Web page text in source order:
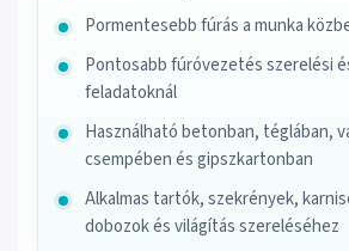
Pormentesebb fúrás a munka
Pontosabb fúróvezetés szerelési
feladatoknál
Használható betonban, téglában,
csempében és gipszkartonban
Alkalmas tartók, szekrények,
dobozok és világítás szereléséhez